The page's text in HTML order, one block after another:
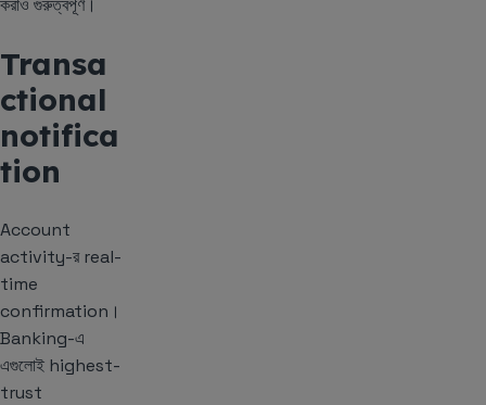
করাও গুরুত্বপূর্ণ।
Transa
ctional
notifica
tion
Account
activity-র real-
time
confirmation।
Banking-এ
এগুলোই highest-
trust